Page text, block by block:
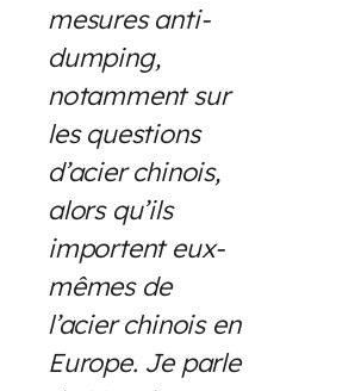
mesures anti-
dumping,
notamment sur
les questions
d’acier chinois,
alors qu’ils
importent eux-
mêmes de
l’acier chinois en
Europe. Je parle